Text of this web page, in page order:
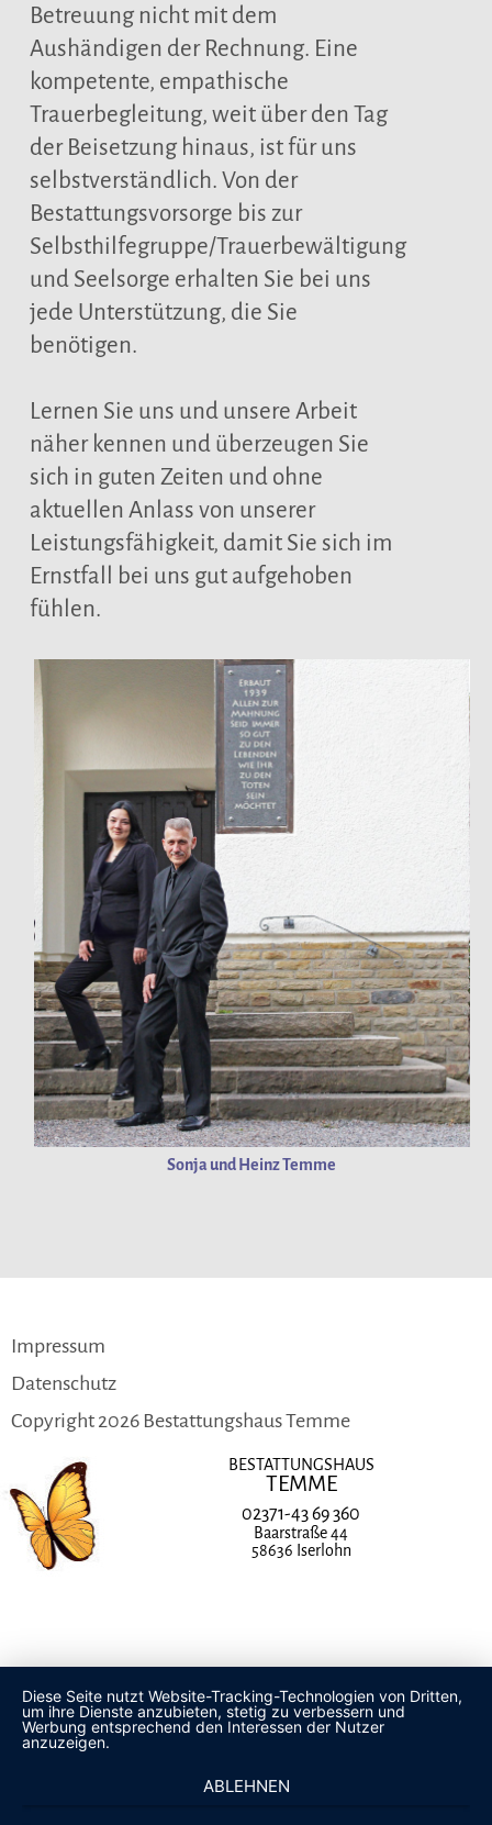
Betreuung nicht mit dem
Aushändigen der Rechnung. Eine
kompetente, empathische
Trauerbegleitung, weit über den Tag
der Beisetzung hinaus, ist für uns
selbstverständlich. Von der
Bestattungsvorsorge bis zur
Selbsthilfegruppe/Trauerbewältigung
und Seelsorge erhalten Sie bei uns
jede Unterstützung, die Sie
benötigen.
Lernen Sie uns und unsere Arbeit
näher kennen und überzeugen Sie
sich in guten Zeiten und ohne
aktuellen Anlass von unserer
Leistungsfähigkeit, damit Sie sich im
Ernstfall bei uns gut aufgehoben
fühlen.
Sonja und Heinz Temme
Navigation
überspringen
Impressum
Datenschutz
Copyright 2026 Bestattungshaus Temme
BESTATTUNGSHAUS
TEMME
02371-43 69 360
Baarstraße 44
58636 Iserlohn
Diese Seite nutzt Website-Tracking-Technologien von Dritten,
um ihre Dienste anzubieten, stetig zu verbessern und
Werbung entsprechend den Interessen der Nutzer
anzuzeigen.
ABLEHNEN